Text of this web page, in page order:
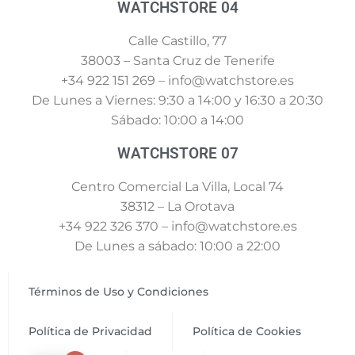
WATCHSTORE 04
Calle Castillo, 77
38003 – Santa Cruz de Tenerife
+34 922 151 269 – info@watchstore.es
De Lunes a Viernes: 9:30 a 14:00 y 16:30 a 20:30
Sábado: 10:00 a 14:00
WATCHSTORE 07
Centro Comercial La Villa, Local 74
38312 – La Orotava
+34 922 326 370 – info@watchstore.es
De Lunes a sábado: 10:00 a 22:00
Términos de Uso y Condiciones
Política de Privacidad Política de Cookies